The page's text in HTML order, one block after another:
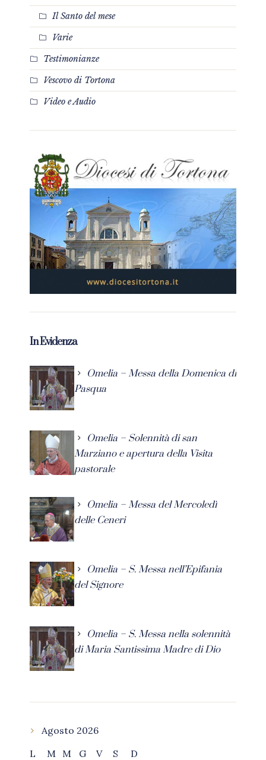
Il Santo del mese
Varie
Testimonianze
Vescovo di Tortona
Video e Audio
In Evidenza
Omelia – Messa della Domenica di
Pasqua
Omelia – Solennità di san
Marziano e apertura della Visita
pastorale
Omelia – Messa del Mercoledì
delle Ceneri
Omelia – S. Messa nell’Epifania
del Signore
Omelia – S. Messa nella solennità
di Maria Santissima Madre di Dio
Agosto 2026
L
M M G V S
D